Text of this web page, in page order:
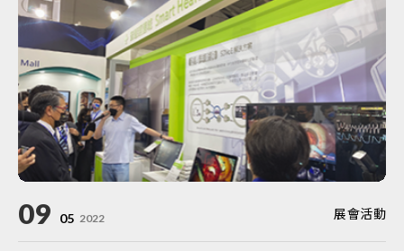
09 05 2022 展會活動